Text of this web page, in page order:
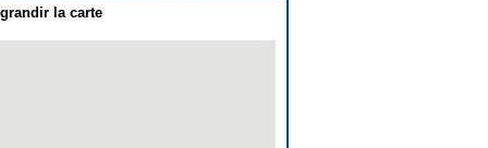
la carte